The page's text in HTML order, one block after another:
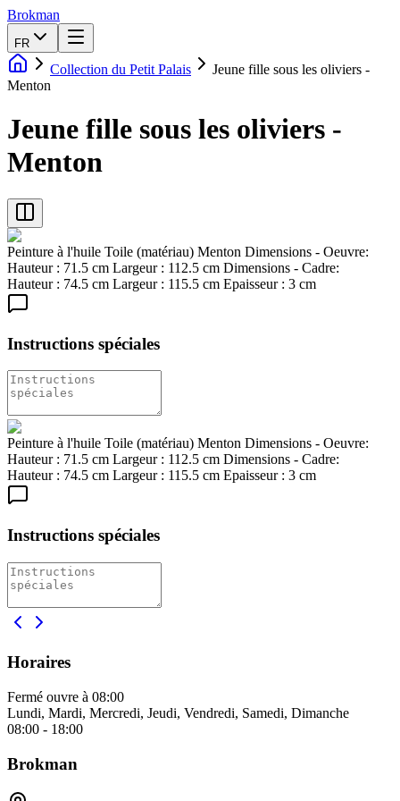
Brokman
FR
Collection du Petit Palais
Jeune fille sous les oliviers -
Menton
Jeune fille sous les oliviers -
Menton
Peinture à l'huile Toile (matériau) Menton Dimensions - Oeuvre:
Hauteur : 71.5 cm Largeur : 112.5 cm Dimensions - Cadre:
Hauteur : 74.5 cm Largeur : 115.5 cm Epaisseur : 3 cm
Instructions spéciales
Peinture à l'huile Toile (matériau) Menton Dimensions - Oeuvre:
Hauteur : 71.5 cm Largeur : 112.5 cm Dimensions - Cadre:
Hauteur : 74.5 cm Largeur : 115.5 cm Epaisseur : 3 cm
Instructions spéciales
Horaires
Fermé ouvre à 08:00
Lundi, Mardi, Mercredi, Jeudi, Vendredi, Samedi, Dimanche
08:00 - 18:00
Brokman